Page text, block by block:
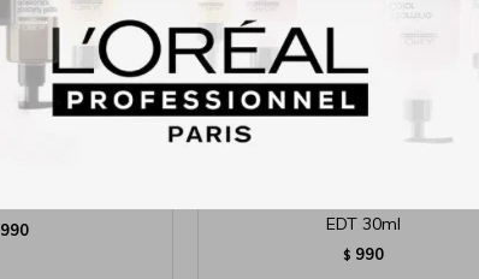
990
EDT 30ml
$ 990